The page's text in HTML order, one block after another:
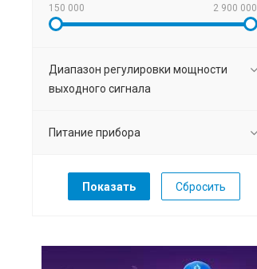
150 000 2 900 000
Диапазон регулировки мощности
выходного сигнала
Питание прибора
Сбросить